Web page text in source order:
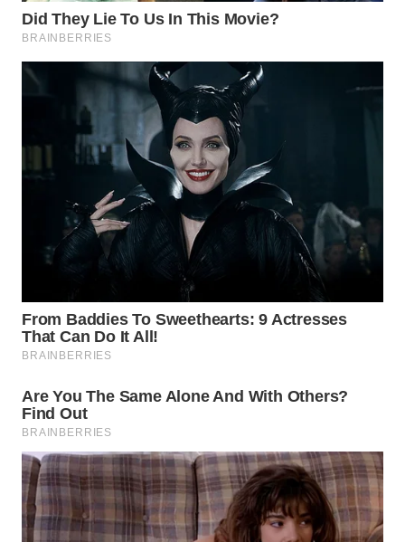
WN
PURWAKARTA
TIMUR
WN
SEMARANG
WN
SOLO
WN
BOROBUDUR
WN
MADURA
WN